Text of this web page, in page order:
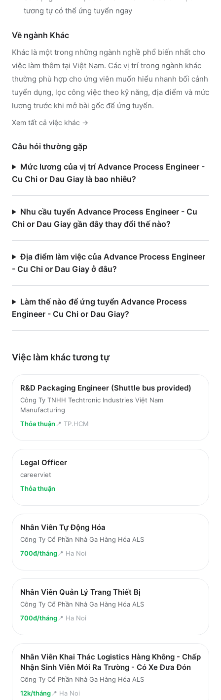
tương tự có thể ứng tuyển ngay
Về ngành Khác
Khác là một trong những ngành nghề phổ biến nhất cho
việc làm thêm tại Việt Nam. Các vị trí trong ngành khác
thường phù hợp cho ứng viên muốn hiểu nhanh bối cảnh
tuyển dụng, lọc công việc theo kỹ năng, địa điểm và mức
lương trước khi mở bài gốc để ứng tuyển.
Xem tất cả việc khác →
Câu hỏi thường gặp
Mức lương của vị trí Advance Process Engineer -
Cu Chi or Dau Giay là bao nhiêu?
Nhu cầu tuyển Advance Process Engineer - Cu
Chi or Dau Giay gần đây thay đổi thế nào?
Địa điểm làm việc của Advance Process Engineer
- Cu Chi or Dau Giay ở đâu?
Làm thế nào để ứng tuyển Advance Process
Engineer - Cu Chi or Dau Giay?
Việc làm kháctương tự
R&D Packaging Engineer (Shuttle bus provided)
Công Ty TNHH Techtronic Industries Việt Nam
Manufacturing
Thỏa thuận 📍 TP.HCM
Legal Officer
careerviet
Thỏa thuận
Nhân Viên Tự Động Hóa
Công Ty Cổ Phần Nhà Ga Hàng Hóa ALS
700đ/tháng📍 Ha Noi
Nhân Viên Quản Lý Trang Thiết Bị
Công Ty Cổ Phần Nhà Ga Hàng Hóa ALS
700đ/tháng📍 Ha Noi
Nhân Viên Khai Thác Logistics Hàng Không - Chấp
Nhận Sinh Viên Mới Ra Trường - Có Xe Đưa Đón
Công Ty Cổ Phần Nhà Ga Hàng Hóa ALS
12k/tháng📍 Ha Noi